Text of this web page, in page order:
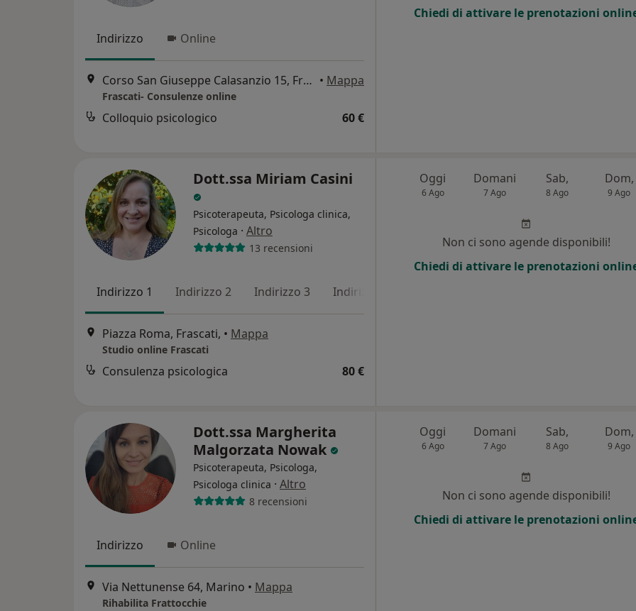
Indirizzo Online
Corso San Giuseppe Calasanzio 15, Frascati • Mappa
Frascati- Consulenze online
Colloquio psicologico 60 €
Chiedi di attivare le prenotazioni
Dott.ssa Miriam Casini
Psicoterapeuta, Psicologa clinica,
Psicologa · Altro
13 recensioni
Indirizzo 1 Indirizzo 2 Indirizzo 3 Indirizzo 4
Piazza Roma, Frascati, • Mappa
Studio online Frascati
Consulenza psicologica 80 €
Oggi
6 Ago
Domani
7 Ago
Sab,
8 Ago
Dom,
9 Ago
Non ci sono agende disponibili!
Chiedi di attivare le prenotazioni
Dott.ssa Margherita
Malgorzata Nowak
Psicoterapeuta, Psicologa,
Psicologa clinica · Altro
8 recensioni
Indirizzo Online
Via Nettunense 64, Marino • Mappa
Rihabilita Frattocchie
Oggi
6 Ago
Domani
7 Ago
Sab,
8 Ago
Dom,
9 Ago
Non ci sono agende disponibili!
Chiedi di attivare le prenotazioni